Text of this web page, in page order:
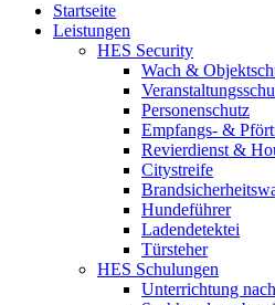
Startseite
Leistungen
HES Security
Wach &
Personenschutz
Empfangs- &
Revierdienst &
Citystreife
Hundeführer
Ladendetektei
Türsteher
HES Schulungen
Unterrichtung